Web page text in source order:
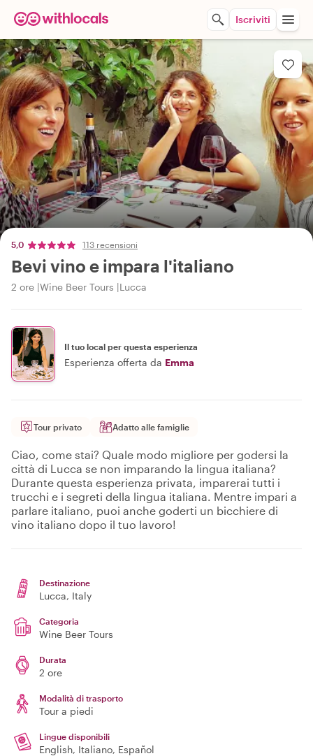
Iscriviti
5,0 113 recensioni
Bevi vino e impara l'italiano
2 ore Wine Beer Tours Lucca
Il tuo local per questa esperienza
Esperienza offerta da Emma
Tour privato Adatto alle famiglie
Ciao, come stai? Quale modo migliore per godersi la
città di Lucca se non imparando la lingua italiana?
Durante questa esperienza privata, imparerai tutti i
trucchi e i segreti della lingua italiana. Mentre impari a
parlare italiano, puoi anche goderti un bicchiere di
vino italiano dopo il tuo lavoro!
Destinazione
Lucca, Italy
Categoria
Wine Beer Tours
Durata
2 ore
Modalità di trasporto
Tour a piedi
Lingue disponibili
English, Italiano, Español